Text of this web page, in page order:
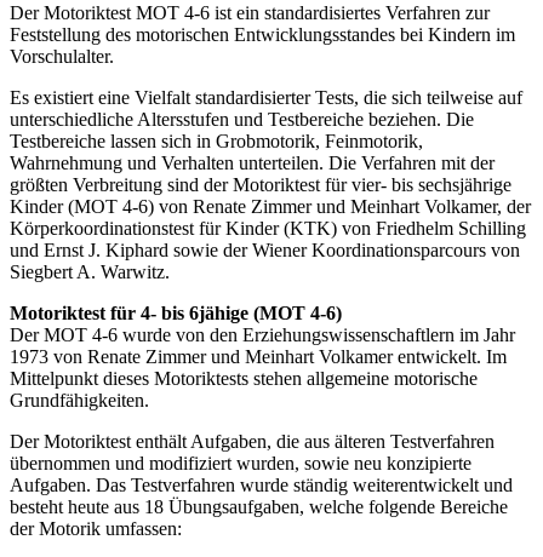
Der Motoriktest MOT 4-6 ist ein standardisiertes Verfahren zur
Feststellung des motorischen Entwicklungsstandes bei Kindern im
Vorschulalter.
Es existiert eine Vielfalt standardisierter Tests, die sich teilweise auf
unterschiedliche Altersstufen und Testbereiche beziehen. Die
Testbereiche lassen sich in Grobmotorik, Feinmotorik,
Wahrnehmung und Verhalten unterteilen. Die Verfahren mit der
größten Verbreitung sind der Motoriktest für vier- bis sechsjährige
Kinder (MOT 4-6) von Renate Zimmer und Meinhart Volkamer, der
Körperkoordinationstest für Kinder (KTK) von Friedhelm Schilling
und Ernst J. Kiphard sowie der Wiener Koordinationsparcours von
Siegbert A. Warwitz.
Motoriktest für 4- bis 6jähige (MOT 4-6)
Der MOT 4-6 wurde von den Erziehungswissenschaftlern im Jahr
1973 von Renate Zimmer und Meinhart Volkamer entwickelt. Im
Mittelpunkt dieses Motoriktests stehen allgemeine motorische
Grundfähigkeiten.
Der Motoriktest enthält Aufgaben, die aus älteren Testverfahren
übernommen und modifiziert wurden, sowie neu konzipierte
Aufgaben. Das Testverfahren wurde ständig weiterentwickelt und
besteht heute aus 18 Übungsaufgaben, welche folgende Bereiche
der Motorik umfassen: